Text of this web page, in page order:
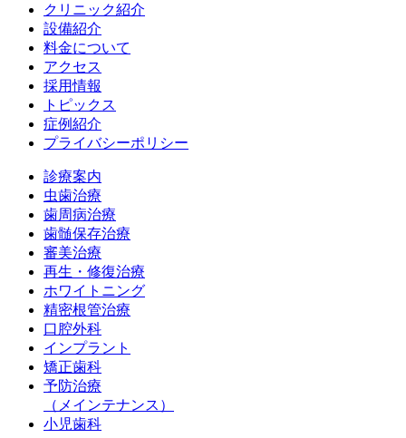
クリニック紹介
設備紹介
料金について
アクセス
採用情報
トピックス
症例紹介
プライバシーポリシー
診療案内
虫歯治療
歯周病治療
歯髄保存治療
審美治療
再生・修復治療
ホワイトニング
精密根管治療
口腔外科
インプラント
矯正歯科
予防治療
（メインテナンス）
小児歯科